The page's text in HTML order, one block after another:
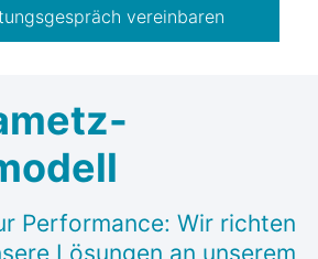
vereinbaren
Performance: Wir richten
Lösungen an unserem